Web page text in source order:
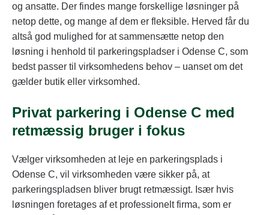
og ansatte. Der findes mange forskellige løsninger på
netop dette, og mange af dem er fleksible. Herved får du
altså god mulighed for at sammensætte netop den
løsning i henhold til parkeringspladser i Odense C, som
bedst passer til virksomhedens behov – uanset om det
gælder butik eller virksomhed.
Privat parkering i Odense C med
retmæssig bruger i fokus
Vælger virksomheden at leje en parkeringsplads i
Odense C, vil virksomheden være sikker på, at
parkeringspladsen bliver brugt retmæssigt. Især hvis
løsningen foretages af et professionelt firma, som er